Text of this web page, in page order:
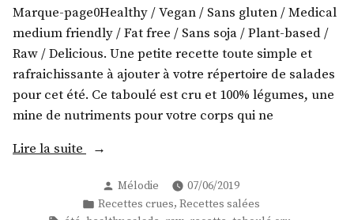
nique
!
Marque-page0Healthy / Vegan / Sans gluten / Medical
medium friendly / Fat free / Sans soja / Plant-based /
Raw / Delicious. Une petite recette toute simple et
rafraichissante à ajouter à votre répertoire de salades
pour cet été. Ce taboulé est cru et 100% légumes, une
mine de nutriments pour votre corps qui ne
Lire la suite
« Un
chou-
fleuré »
Publié
par
Mélodie
07/06/2019
Publié
Recettes crues, Recettes salées